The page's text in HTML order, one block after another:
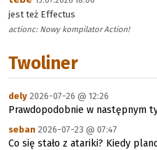
jest też Effectus
actionc: Nowy kompilator Action!
Twoliner
dely 2026-07-26 @ 12:26
Prawdopodobnie w następnym
seban 2026-07-23 @ 07:47
Co się stało z atariki? Kiedy